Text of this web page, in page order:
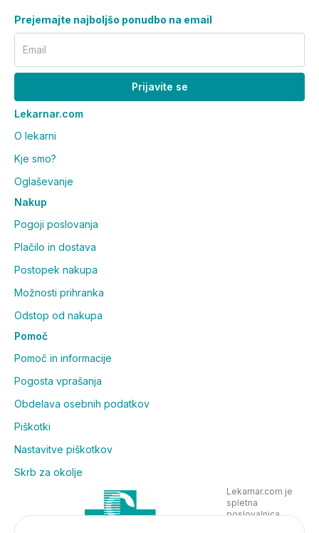
Prejemajte najboljšo ponudbo na email
Email
Prijavite se
Lekarnar.com
O lekarni
Kje smo?
Oglaševanje
Nakup
Pogoji poslovanja
Plačilo in dostava
Postopek nakupa
Možnosti prihranka
Odstop od nakupa
Pomoč
Pomoč in informacije
Pogosta vprašanja
Obdelava osebnih podatkov
Piškotki
Nastavitve piškotkov
Skrb za okolje
Lekarnar.com je
spletna
poslovalnica